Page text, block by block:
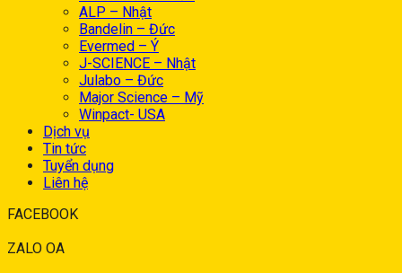
ALP – Nhật
Bandelin – Đức
Evermed – Ý
J-SCIENCE – Nhật
Julabo – Đức
Major Science – Mỹ
Winpact- USA
Dịch vụ
Tin tức
Tuyển dụng
Liên hệ
FACEBOOK
ZALO OA